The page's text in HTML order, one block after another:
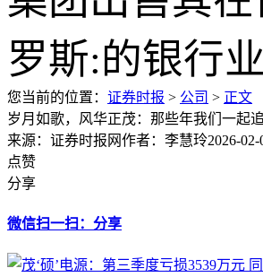
您当前的位置： 证券时报 > 公司 > 正文
岁月如歌，风华正茂：那些年我们一起
来源：证券时报网作者：李慧玲2026-
点赞
分享
微信扫一扫：分享